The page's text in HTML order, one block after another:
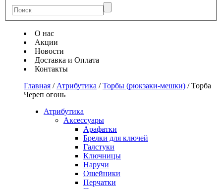
О нас
Акции
Новости
Доставка и Оплата
Контакты
Главная / Атрибутика /Торбы (рюкзаки-мешки) /Торба
Череп огонь
Атрибутика
Аксессуары
Арафатки
Брелки для ключей
Галстуки
Ключницы
Наручи
Ошейники
Перчатки